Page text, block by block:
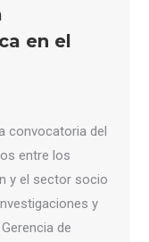
en el
convocatoria del
entre los
y el sector socio
y
de